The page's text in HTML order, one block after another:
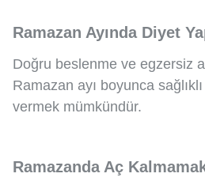
Ramazan Ayında Diyet
Doğru beslenme ve egzersiz
Ramazan ayı boyunca
vermek mümkündür.
Ramazanda Aç